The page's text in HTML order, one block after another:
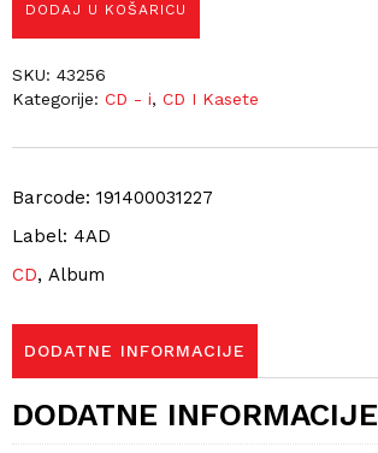
Barcode: 191400031227
Label: 4AD
CD, Album
DODAJ U KOŠARICU
SKU: 43256
Kategorije: CD - i, CD I Kasete
DODATNE INFORMACIJE
DODATNE INFORMACIJE